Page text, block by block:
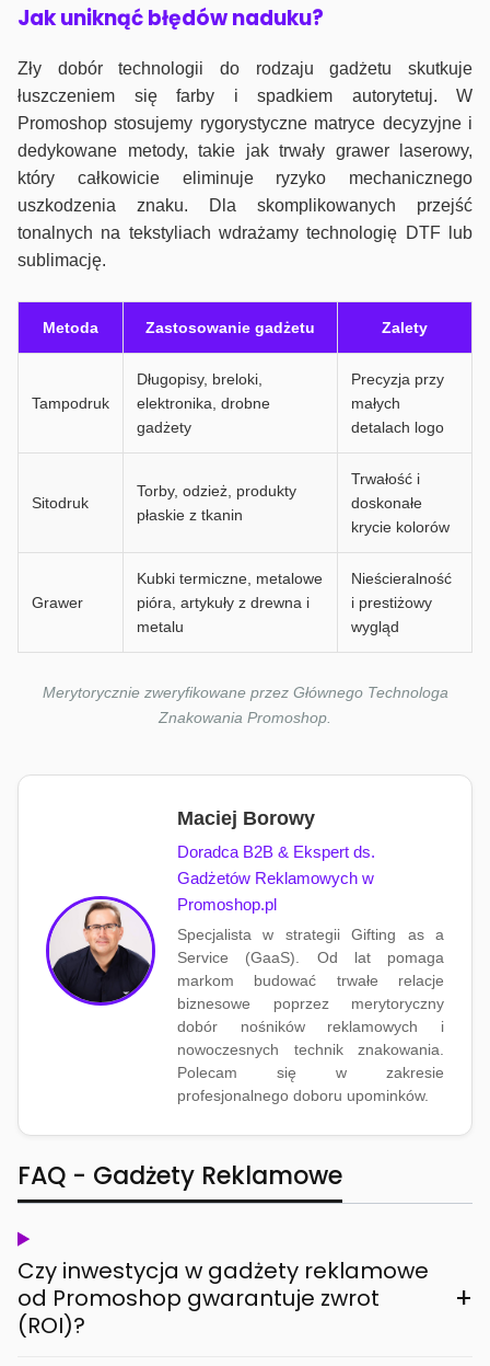
Jak uniknąć błędów naduku?
Zły dobór technologii do rodzaju gadżetu skutkuje
łuszczeniem się farby i spadkiem autorytetuj. W
Promoshop stosujemy rygorystyczne matryce decyzyjne i
dedykowane metody, takie jak trwały grawer laserowy,
który całkowicie eliminuje ryzyko mechanicznego
uszkodzenia znaku. Dla skomplikowanych przejść
tonalnych na tekstyliach wdrażamy technologię DTF lub
sublimację.
Metoda Zastosowanie gadżetu Zalety
Tampodruk
Długopisy, breloki,
elektronika, drobne
gadżety
Precyzja przy
małych
detalach logo
Sitodruk
Torby, odzież, produkty
płaskie z tkanin
Trwałość i
doskonałe
krycie kolorów
Grawer
Kubki termiczne, metalowe
pióra, artykuły z drewna i
metalu
Nieścieralność
i prestiżowy
wygląd
Merytorycznie zweryfikowane przez Głównego Technologa
Znakowania Promoshop.
Maciej Borowy
Doradca B2B & Ekspert ds.
Gadżetów Reklamowych w
Promoshop.pl
Specjalista w strategii Gifting as a
Service (GaaS). Od lat pomaga
markom budować trwałe relacje
biznesowe poprzez merytoryczny
dobór nośników reklamowych i
nowoczesnych technik znakowania.
Polecam się w zakresie
profesjonalnego doboru upominków.
FAQ - Gadżety Reklamowe
Czy inwestycja w gadżety reklamowe
od Promoshop gwarantuje zwrot
(ROI)?
+